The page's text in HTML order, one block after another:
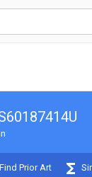
Find Prior Art